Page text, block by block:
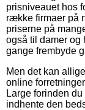
prisniveauet hos
række firmaer på
priserne på
også til damer og
gange frembyde
Men det kan
online
Large forinden
indhente den